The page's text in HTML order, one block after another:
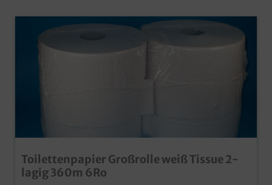
Toilettenpapier Großrolle weiß Tissue 2-
lagig 360m 6Ro